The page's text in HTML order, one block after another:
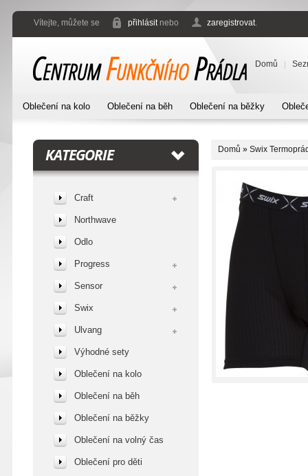
Vítejte, můžete se přihlásitnebo zaregistrovat.
Domů
Oblečení na kolo Oblečení na běh Oblečení na běžky
KATEGORIE
Craft
Northwave
Odlo
Progress
Sensor
Swix
Ulvang
Výhodné sety
Oblečení na kolo
Oblečení na běh
Oblečení na běžky
Oblečení na volný čas
Oblečení pro děti
Domů » Swix